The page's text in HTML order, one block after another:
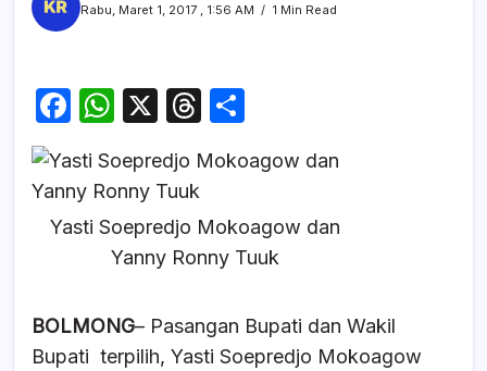
Rabu, Maret 1, 2017 , 1:56 AM
1 Min Read
F
c
e
b
o
k
W
at
s
A
p
p
X
T
e
a
d
s
ar
Yasti Soepredjo Mokoagow dan
Yanny Ronny Tuuk
BOLMONG– Pasangan Bupati dan Wakil
Bupati terpilih, Yasti Soepredjo Mokoagow